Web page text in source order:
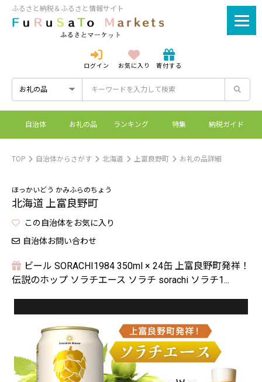
ふるさと納税＆ふるさと情報サイト
ログイン お気に入り 寄付する
自治体 お礼の品 ランキング 特集 納税ガイド
TOP
自治体からさがす 北海道 上富良野町 お礼の品詳細
ほっかいどう かみふらのちょう
北海道 上富良野町
この自治体をお気に入り
自治体お問い合わせ
ビール SORACHI1984 350ml × 24缶 上富良野町発祥！
伝説のホップ ソラチエース ソラチ sorachi ソラチ1...